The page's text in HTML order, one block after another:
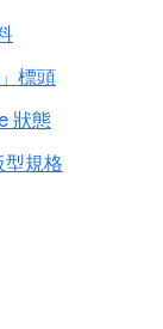
標頭
狀態
規格